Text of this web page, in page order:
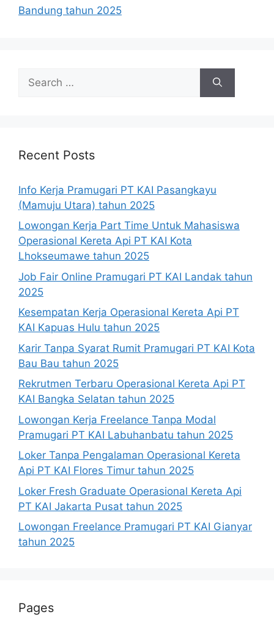
Bandung tahun 2025
for:
Recent Posts
Info Kerja Pramugari PT KAI Pasangkayu
(Mamuju Utara) tahun 2025
Lowongan Kerja Part Time Untuk Mahasiswa
Operasional Kereta Api PT KAI Kota
Lhokseumawe tahun 2025
Job Fair Online Pramugari PT KAI Landak tahun
2025
Kesempatan Kerja Operasional Kereta Api PT
KAI Kapuas Hulu tahun 2025
Karir Tanpa Syarat Rumit Pramugari PT KAI Kota
Bau Bau tahun 2025
Rekrutmen Terbaru Operasional Kereta Api PT
KAI Bangka Selatan tahun 2025
Lowongan Kerja Freelance Tanpa Modal
Pramugari PT KAI Labuhanbatu tahun 2025
Loker Tanpa Pengalaman Operasional Kereta
Api PT KAI Flores Timur tahun 2025
Loker Fresh Graduate Operasional Kereta Api
PT KAI Jakarta Pusat tahun 2025
Lowongan Freelance Pramugari PT KAI Gianyar
tahun 2025
Pages